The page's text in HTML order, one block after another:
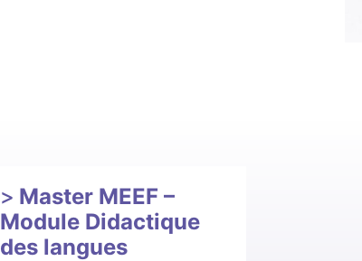
Master MEEF –
Module Didactique
des langues